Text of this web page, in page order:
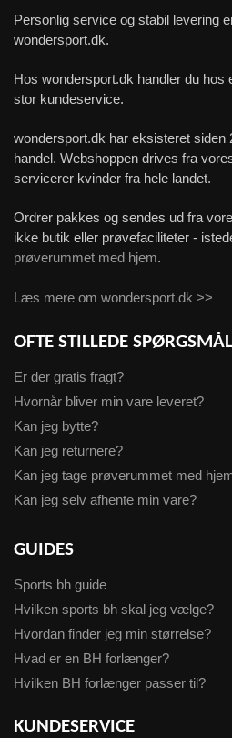
Personlig service og stabil levering
wondersport.dk.
Hos wondersport.dk handler du
stor kundeservice.
wondersport.dk har eksisteret siden
handel. Webshoppen drives fra
servicerer kvinder fra hele landet.
Ordrer pakkes og sendes ud fra
ikke butik eller prøvefaciliteter -
prøverummet med hjem.
Læs mere om wondersport.dk >>
OFTE STILLEDE SPØRGSMÅL
Er der gratis fragt?
Hvornår bliver min vare leveret?
Kan jeg bytte?
Kan jeg returnere?
Kan jeg tage prøverummet med
Kan jeg selv afhente min vare?
GUIDES
Sports bh guide
Hvilken sports bh skal jeg vælge?
Hvordan finder jeg min størrelse?
Hvad er en BH forlænger?
Hvilken BH forlænger passer til?
KUNDESERVICE